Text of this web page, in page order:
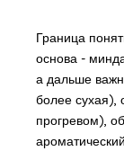
Граница
основа -
а дальше
более сухая),
прогревом),